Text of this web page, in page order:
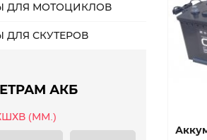
ДЛЯ МОТОЦИКЛОВ
ДЛЯ СКУТЕРОВ
АКБ
(ММ.)